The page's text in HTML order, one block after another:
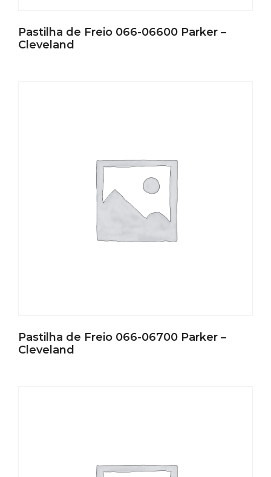
Pastilha de Freio 066-06600 Parker –
Cleveland
Pastilha de Freio 066-06700 Parker –
Cleveland